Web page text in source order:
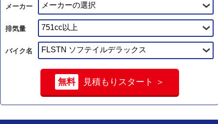
メーカー
排気量
バイク名
無料 見積もりスタート ＞